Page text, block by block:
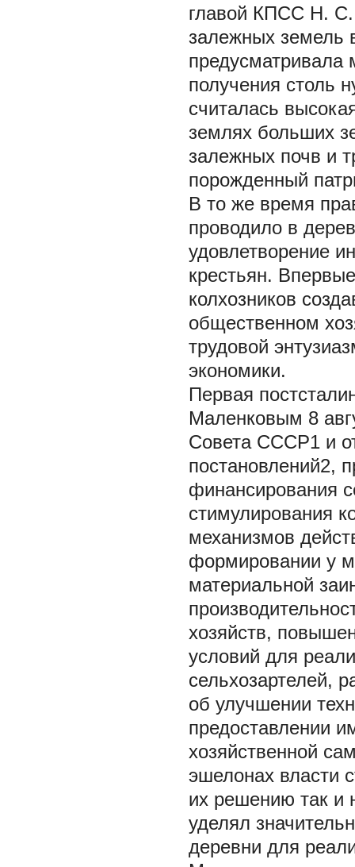
главой КПСС Н.
залежных земель
предусматривала
получения столь
считалась
землях больших
залежных почв и
порожденный
В то же время
проводило в
удовлетворение
крестьян.
колхозников
общественном
трудовой
экономики.
Первая
Маленковым 8
Совета СССР1 и
постановлений2,
финансирования
стимулирования
механизмов
формировании у
материальной
хозяйств,
условий для
сельхозартелей,
об улучшении
предоставлении
хозяйственной
эшелонах власти
их решению так и
уделял
деревни для